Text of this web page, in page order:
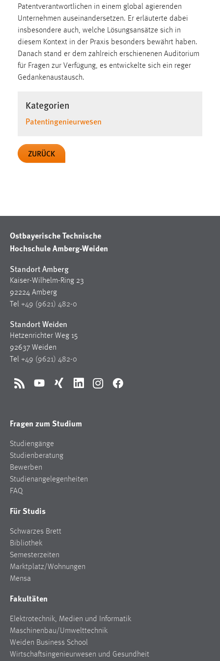
Patentverantwortlichen in einem global agierenden
Unternehmen auseinandersetzen. Er erläuterte dabei
insbesondere auch, welche Lösungsansätze sich in
diesem Kontext in der Praxis besonders bewährt haben.
Danach stand er dem zahlreich erschienenen Auditorium
für Fragen zur Verfügung, es entwickelte sich ein reger
Gedankenaustausch.
Kategorien
Patentingenieurwesen
ZURÜCK
Ostbayerische Technische
Hochschule Amberg-Weiden
Standort Amberg
Kaiser-Wilhelm-Ring 23
92224 Amberg
Tel +49 (9621) 482-0
Standort Weiden
Hetzenrichter Weg 15
92637 Weiden
Tel +49 (9621) 482-0
RSS YouTubeXing LinkedInInstagramFacebook
Fragen zum Studium
Studiengänge
Studienberatung
Bewerben
Studienangelegenheiten
FAQ
Für Studis
Schwarzes Brett
Bibliothek
Semesterzeiten
Marktplatz/Wohnungen
Mensa
Fakultäten
Elektrotechnik, Medien und Informatik
Maschinenbau/Umwelttechnik
Weiden Business School
Wirtschaftsingenieurwesen und Gesundheit
30 Tage
Chat
Name:
MibewSessionID, MIBEW_UserID, mibew_locale, mibew-
chat-frame-style-5e9dbeb1811c0446
Wird benötigt um die Chatfunktion nutzen zu können.
Cookie Laufzeit:
Jahre, MIBEW_UserID = 1 Jahr
Dieser Cookie ist notwendig um sich an der Website
einloggen zu können.
Cookie Laufzeit:
24 Stunden
STATISTIK
Statistik Cookies erfassen Informationen anonym.
Diese Informationen helfen uns zu verstehen, wie
unsere Besucher unsere Website nutzen.
Matomo
Zweck:
Zugriffsstatistik
Cookie Laufzeit:
Max. 13 Monate
MARKETING
verwendet, um personalisierte Werbung anzuzeigen.
Sie tun dies, indem sie Besucher über Websites
hinweg verfolgen.
Name:
Anbieter:
Google Ireland Limited